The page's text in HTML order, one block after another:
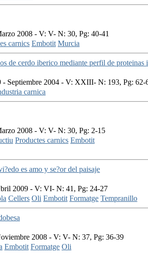
2008 - V: V- N: 30, Pg: 40-41
carnics Embotit Murcia
de cerdo iberico mediante perfil de proteinas
- Septiembre 2004 - V: XXIII- N: 193, Pg: 62-
carnica
2008 - V: V- N: 30, Pg: 2-15
Productes carnics Embotit
es amo y se?or del paisaje
2009 - V: VI- N: 41, Pg: 24-27
Cellers Oli Embotit Formatge Tempranillo
2008 - V: V- N: 37, Pg: 36-39
Embotit Formatge Oli